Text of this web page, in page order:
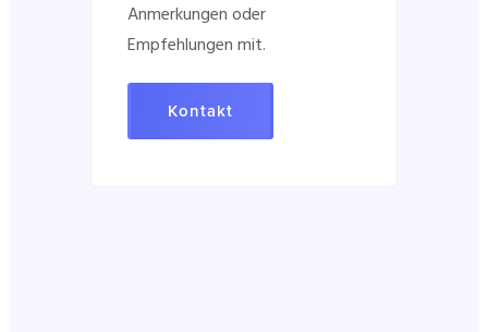
Anmerkungen oder
Empfehlungen mit.
Kontakt